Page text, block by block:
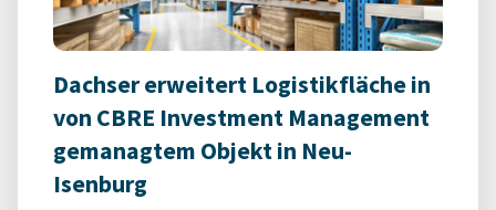
Dachser erweitert Logistikfläche in
von CBRE Investment Management
gemanagtem Objekt in Neu-
Isenburg